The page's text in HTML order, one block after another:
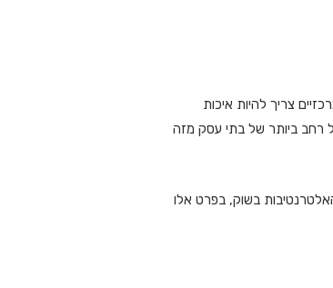
צריך להיות איכות
רחב ביותר של בתי עסק מזה
בשוק, בפרט אלו